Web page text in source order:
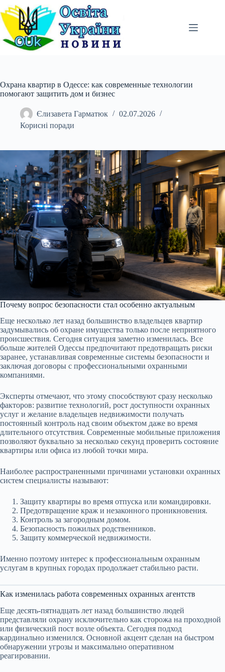
Перейти
до
вмісту
Охрана квартир в Одессе: как современные технологии
помогают защитить дом и бизнес
Єлизавета Гарматюк
02.07.2026
Корисні поради
Почему вопрос безопасности стал особенно актуальным
Еще несколько лет назад большинство владельцев квартир
задумывались об охране имущества только после неприятного
происшествия. Сегодня ситуация заметно изменилась. Все
больше жителей Одессы предпочитают предотвращать риски
заранее, устанавливая современные системы безопасности и
заключая договоры с профессиональными охранными
компаниями.
Эксперты отмечают, что этому способствуют сразу несколько
факторов: развитие технологий, рост доступности охранных
услуг и желание владельцев недвижимости получать
постоянный контроль над своим объектом даже во время
длительного отсутствия. Современные мобильные приложения
позволяют буквально за несколько секунд проверить состояние
квартиры или офиса из любой точки мира.
Наиболее распространенными причинами установки охранных
систем специалисты называют:
Защиту квартиры во время отпуска или командировки.
Предотвращение краж и незаконного проникновения.
Контроль за загородным домом.
Безопасность пожилых родственников.
Защиту коммерческой недвижимости.
Именно поэтому интерес к профессиональным охранным
услугам в крупных городах продолжает стабильно расти.
Как изменилась работа современных охранных агентств
Еще десять-пятнадцать лет назад большинство людей
представляли охрану исключительно как сторожа на проходной
или физический пост возле объекта. Сегодня подход
кардинально изменился. Основной акцент сделан на быстром
обнаружении угрозы и максимально оперативном
реагировании.